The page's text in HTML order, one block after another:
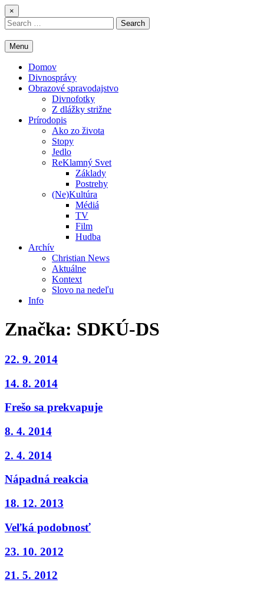
Skip
to
content
×
Search
for:
Menu
Domov
Divnosprávy
Obrazové spravodajstvo
Divnofotky
Z dlážky strižne
Prírodopis
Ako zo života
Stopy
Jedlo
ReKlamný Svet
Základy
Postrehy
(Ne)Kultúra
Médiá
TV
Film
Hudba
Archív
Christian News
Aktuálne
Kontext
Slovo na nedeľu
Info
Značka: SDKÚ-DS
22. 9. 2014
14. 8. 2014
Frešo sa prekvapuje
8. 4. 2014
2. 4. 2014
Nápadná reakcia
18. 12. 2013
Veľká podobnosť
23. 10. 2012
21. 5. 2012